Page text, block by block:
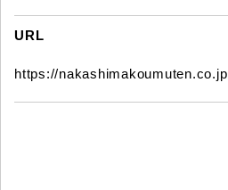
URL
https://nakashimakoumuten.co.jp